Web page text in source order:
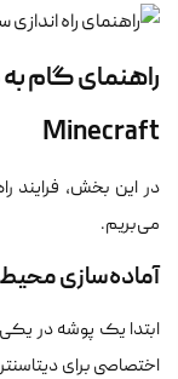
راهنمای گام
Minecraft
در این بخش، فرایند
می‌بریم.
آماده‌سازی